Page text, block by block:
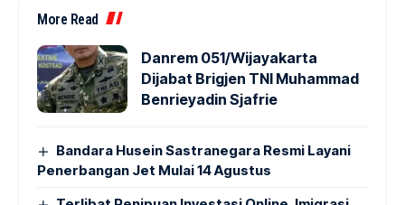
More Read
Danrem 051/Wijayakarta
Dijabat Brigjen TNI Muhammad
Benrieyadin Sjafrie
Bandara Husein Sastranegara Resmi Layani
Penerbangan Jet Mulai 14 Agustus